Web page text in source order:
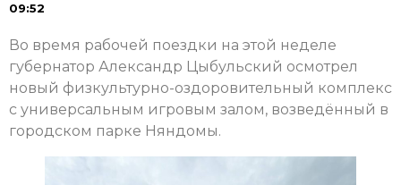
09:52
Во время рабочей поездки на этой неделе
губернатор Александр Цыбульский осмотрел
новый физкультурно-оздоровительный комплекс
с универсальным игровым залом, возведённый в
городском парке Няндомы.